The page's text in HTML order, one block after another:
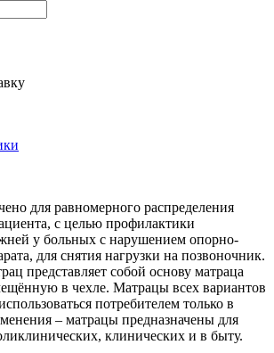
для равномерного распределения
с целью профилактики
у больных с нарушением опорно-
для снятия нагрузки на позвоночник.
представляет собой основу матраца
в чехле. Матрацы всех вариантов
потребителем только в
– матрацы предназначены для
клинических и в быту.